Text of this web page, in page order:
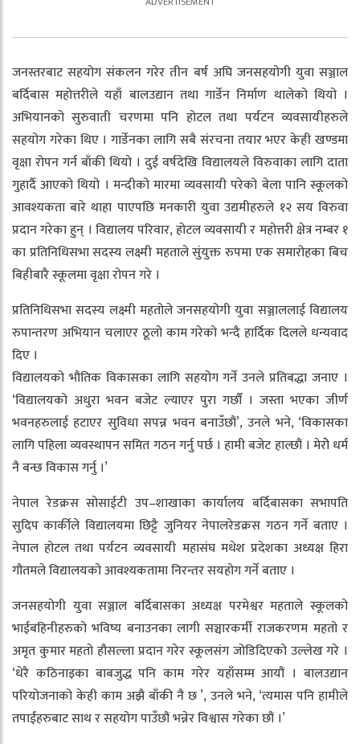
जनस्तरबाट सहयोग संकलन गरेर तीन बर्ष अघि जनसहयोगी युवा सञ्जाल
बर्दिबास महोत्तरीले यहाँ बालउद्यान तथा गार्डेन निर्माण थालेको थियो ।
अभियानको सुरुवाती चरणमा पनि होटल तथा पर्यटन व्यवसायीहरुले
सहयोग गरेका थिए । गार्डेनका लागि सबै संरचना तयार भएर केही खण्डमा
वृक्षा रोपन गर्न बाँकी थियो । दुई वर्षदेखि विद्यालयले विरुवाका लागि दाता
गुहार्दै आएको थियो । मन्दीको मारमा व्यवसायी परेको बेला पानि स्कूलको
आवश्यकता बारे थाहा पाएपछि मनकारी युवा उद्यमीहरुले १२ सय विरुवा
प्रदान गरेका हुन् । विद्यालय परिवार, होटल व्यवसायी र महोत्तरी क्षेत्र नम्बर १
का प्रतिनिधिसभा सदस्य लक्ष्मी महताले सुंयुक्त रुपमा एक समारोहका बिच
बिहीबारै स्कूलमा वृक्षा रोपन गरे ।
प्रतिनिधिसभा सदस्य लक्ष्मी महतोले जनसहयोगी युवा सञ्जाललाई विद्यालय
रुपान्तरण अभियान चलाएर ठूलो काम गरेको भन्दै हार्दिक दिलले धन्यवाद
दिए ।
विद्यालयको भौतिक विकासका लागि सहयोग गर्ने उनले प्रतिबद्धा जनाए ।
‘विद्यालयको अधुरा भवन बजेट ल्याएर पुरा गर्छौं । जस्ता भएका जीर्ण
भवनहरुलाई हटाएर सुविधा सपन्न भवन बनाउँछौं’, उनले भने, ‘विकासका
लागि पहिला व्यवस्थापन समित गठन गर्नु पर्छ । हामी बजेट हाल्छौं । मेरोे धर्म
नै बन्छ विकास गर्नु ।’
नेपाल रेडक्रस सोसाईटी उप–शाखाका कार्यालय बर्दिबासका सभापति
सुदिप कार्कीले विद्यालयमा छिट्टै जुनियर नेपालरेडक्रस गठन गर्ने बताए ।
नेपाल होटल तथा पर्यटन व्यवसायी महासंघ मधेश प्रदेशका अध्यक्ष हिरा
गौतमले विद्यालयको आवश्यकतामा निरन्तर सयहोग गर्ने बताए ।
जनसहयोगी युवा सञ्जाल बर्दिबासका अध्यक्ष परमेश्वर महताले स्कूलको
भाईबहिनीहरुको भविष्य बनाउनका लागी सञ्चारकर्मी राजकरणम महतो र
अमृत कुमार महतो हौसल्ला प्रदान गरेर स्कूलसंग जोडिदिएको उल्लेख गरे ।
‘धेरै कठिनाइका बाबजुद्ध पनि काम गरेर यहाँसम्म आयौं । बालउद्यान
परियोजनाको केही काम अझै बाँकी नै छ ’, उनले भने, ‘त्यमास पनि हामीले
तपाईंहरुबाट साथ र सहयोग पाउँछौं भन्नेर विश्वास गरेका छौं ।’